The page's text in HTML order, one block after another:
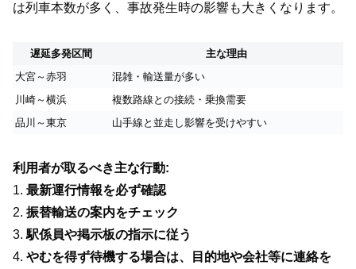
は列車本数が多く、事故発生時の影響も大きくなります。
遅延多発区間
主な理由
大宮～赤羽
混雑・輸送量が多い
川崎～横浜
複数路線との接続・乗換需要
品川～東京
山手線と並走し影響を受けやすい
利用者が取るべき主な行動:
1. 最新運行情報を必ず確認
2. 振替輸送の案内をチェック
3.駅係員や掲示板の指示に従う
4. やむを得ず待機する場合は、目的地や会社等に連絡を